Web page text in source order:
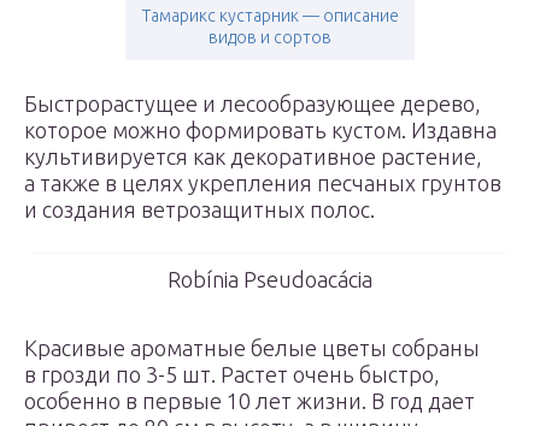
Тамарикс кустарник — описание
видов и сортов
Быстрорастущее и лесообразующее дерево,
которое можно формировать кустом. Издавна
культивируется как декоративное растение,
а также в целях укрепления песчаных грунтов
и создания ветрозащитных полос.
Robínia Pseudoacácia
Красивые ароматные белые цветы собраны
в грозди по 3-5 шт. Растет очень быстро,
особенно в первые 10 лет жизни. В год дает